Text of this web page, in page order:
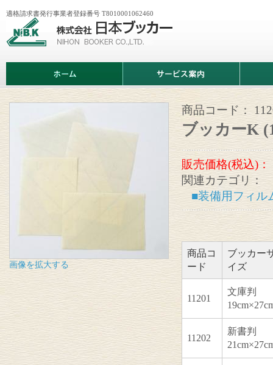
会
日
ッ
カ
適格請求書発行事業者登録番号 T8010001062460
ム
ビ
案
情
画像を拡大する
商品コード：
ブッカーK
販売価格(税込)：
関連カテゴリ：
■装備用フィル
商品コ
ード
ブッカー
イズ
11201
文庫判
11202
新書判